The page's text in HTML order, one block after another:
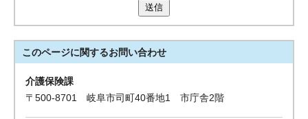
送信
このページに関するお問い合わせ
介護保険課
〒500-8701 岐阜市司町40番地1 市庁舎2階